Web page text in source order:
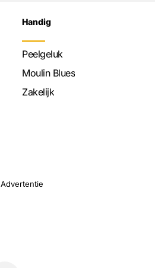
Handig
Peelgeluk
Moulin Blues
Zakelijk
Advertentie